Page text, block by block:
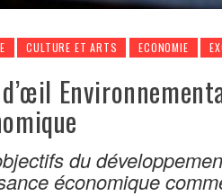
CULTURE ET ARTS ECONOMIE
du
économique